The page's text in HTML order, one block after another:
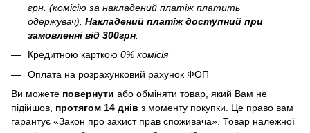
грн. (комісію за накладений платіж платить
одержувач). Накладений платіж доступний при
замовленні від 300грн
Кредитною карткою 0% комісія
Оплата на розрахунковий рахунок ФОП
Ви можете повернути або обміняти товар, який Вам не
підійшов, протягом 14 днів з моменту покупки. Це право вам
гарантує «Закон про захист прав споживача». Товар належної